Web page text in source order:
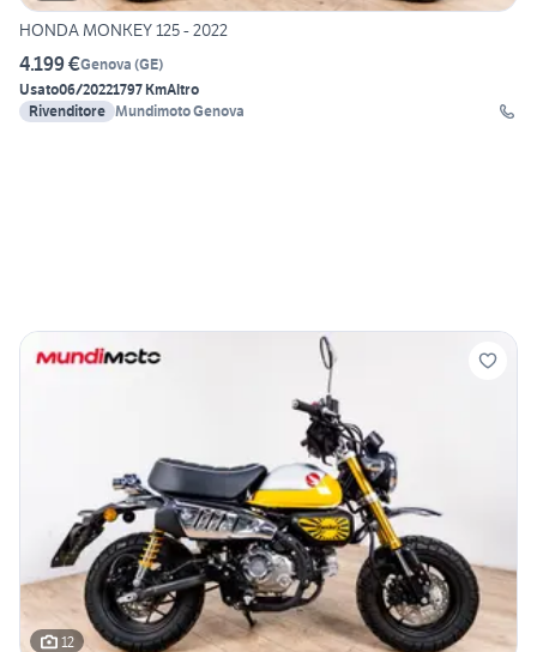
HONDA MONKEY 125 - 2022
4.199 €Genova (GE)
Usato06/20221797 KmAltro
Rivenditore Mundimoto Genova
12